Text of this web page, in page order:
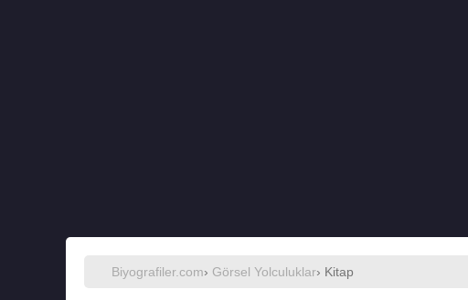
Biyografiler.com› Görsel Yolculuklar› Kitap